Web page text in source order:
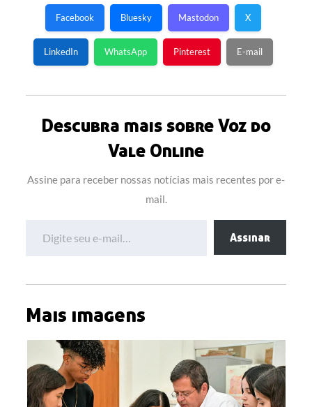
Facebook Bluesky Mastodon X
LinkedIn WhatsApp Pinterest E-mail
Descubra mais sobre Voz do
Vale Online
Assine para receber nossas notícias mais recentes por e-
mail.
Assinar
Mais imagens